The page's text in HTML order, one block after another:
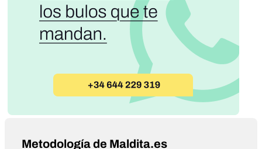
Metodología de Maldita.es